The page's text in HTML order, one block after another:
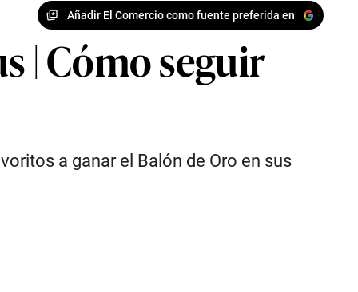
Añadir El Comercio como fuente preferida en
| Cómo seguir
a ganar el Balón de Oro en sus